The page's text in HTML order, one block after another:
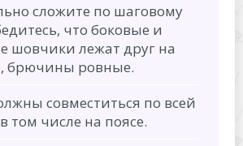
сложите по шаговому
что боковые и
шовчики лежат друг на
брючины ровные.
совместиться по всей
том числе на поясе.